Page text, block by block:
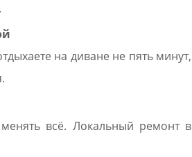
на диване не пять минут,
всё. Локальный ремонт в